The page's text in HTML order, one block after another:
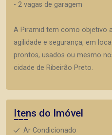
- 2 vagas de garagem
A Piramid tem como objetivo
agilidade e segurança, em
prontos, usados ou mesmo
cidade de Ribeirão Preto.
Itens do Imóvel
Ar Condicionado